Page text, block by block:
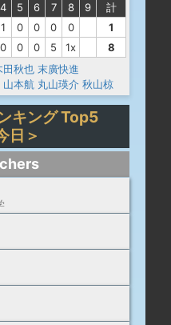
4 5 6 7 8 9
計
1 0 0 0 0
1
0 0 0 5 1x
8
田秋也 末廣快進
山本航 丸山瑛介 秋山椋
キング Top5
日＞